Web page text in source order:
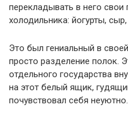
перекладывать в него
холодильника: йогурты,
Это был гениальный в
просто разделение полок.
отдельного государства
на этот белый ящик,
почувствовал себя